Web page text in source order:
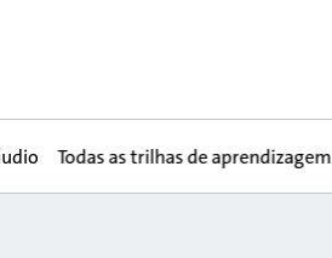
Todas as trilhas de aprendizagem